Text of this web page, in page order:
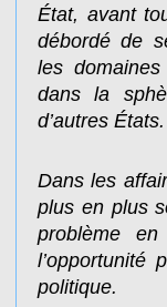
État, avant
débordé de
les
dans la
d’autres
Dans les
plus en plus
problème
l’opportunité
politique.